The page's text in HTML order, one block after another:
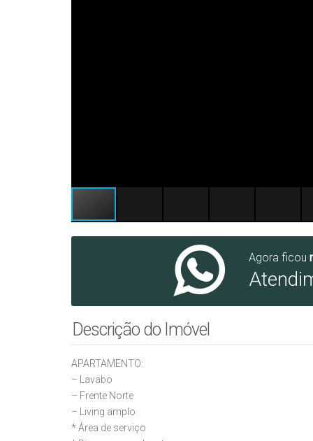
Agora ficou
Descrição do Imóvel
APARTAMENTO:
– Lavabo
– ⁠Frente Norte
– ⁠Living amplo
* Área de serviço